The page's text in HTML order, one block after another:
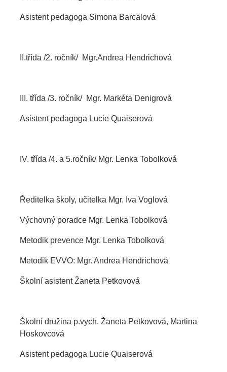
Asistent pedagoga Simona Barcalová
II.třída /2. ročník/ Mgr.Andrea Hendrichová
III. třída /3. ročník/ Mgr. Markéta Denigrová
Asistent pedagoga Lucie Quaiserová
IV. třída /4. a 5.ročník/ Mgr. Lenka Tobolková
Ředitelka školy, učitelka Mgr. Iva Voglová
Výchovný poradce Mgr. Lenka Tobolková
Metodik prevence Mgr. Lenka Tobolková
Metodik EVVO: Mgr. Andrea Hendrichová
Školní asistent Žaneta Petkovová
Školní družina p.vych. Žaneta Petkovová, Martina
Hoskovcová
Asistent pedagoga Lucie Quaiserová